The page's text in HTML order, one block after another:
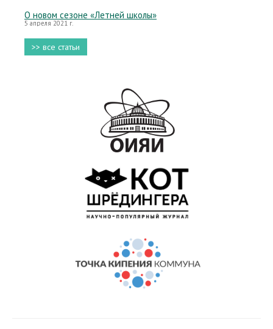
О новом сезоне «Летней школы»
5 апреля 2021 г.
>> все статьи